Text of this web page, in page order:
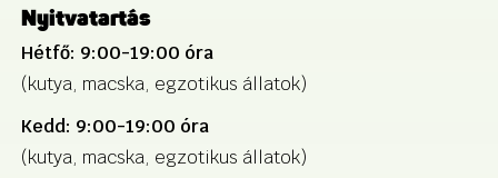
Nyitvatartás
Hétfő: 9:00-19:00 óra
(kutya, macska, egzotikus állatok)
Kedd: 9:00-19:00 óra
(kutya, macska, egzotikus állatok)